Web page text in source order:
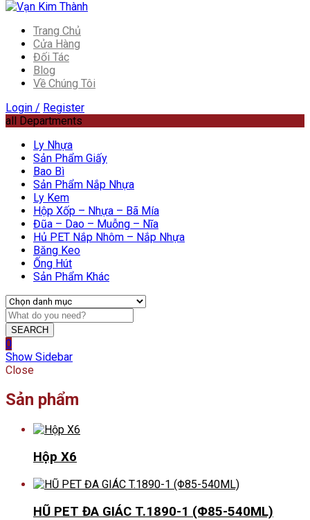
Trang Chủ
Cửa Hàng
Đối Tác
Blog
Về Chúng Tôi
Login / Register
all Departments
Ly Nhựa
Sản Phẩm Giấy
Bao Bì
Sản Phẩm Nắp Nhựa
Ly Kem
Hộp Xốp – Nhựa – Bã Mía
Đũa – Dao – Muỗng – Nĩa
Hủ PET Nắp Nhôm – Nắp Nhựa
Băng Keo
Ống Hút
Sản Phẩm Khác
SEARCH
0
Show Sidebar
Close
Sản phẩm
Hộp X6
HŨ PET ĐA GIÁC T.1890-1 (Φ85-540ML)